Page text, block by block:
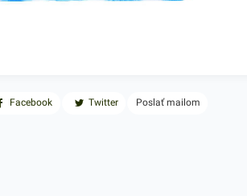
Facebook Twitter Poslať mailom